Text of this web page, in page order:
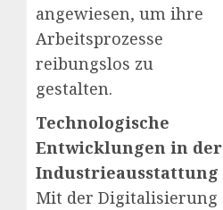
angewiesen, um ihre
Arbeitsprozesse
reibungslos zu
gestalten.
Technologische
Entwicklungen in der
Industrieausstattung
Mit der Digitalisierung